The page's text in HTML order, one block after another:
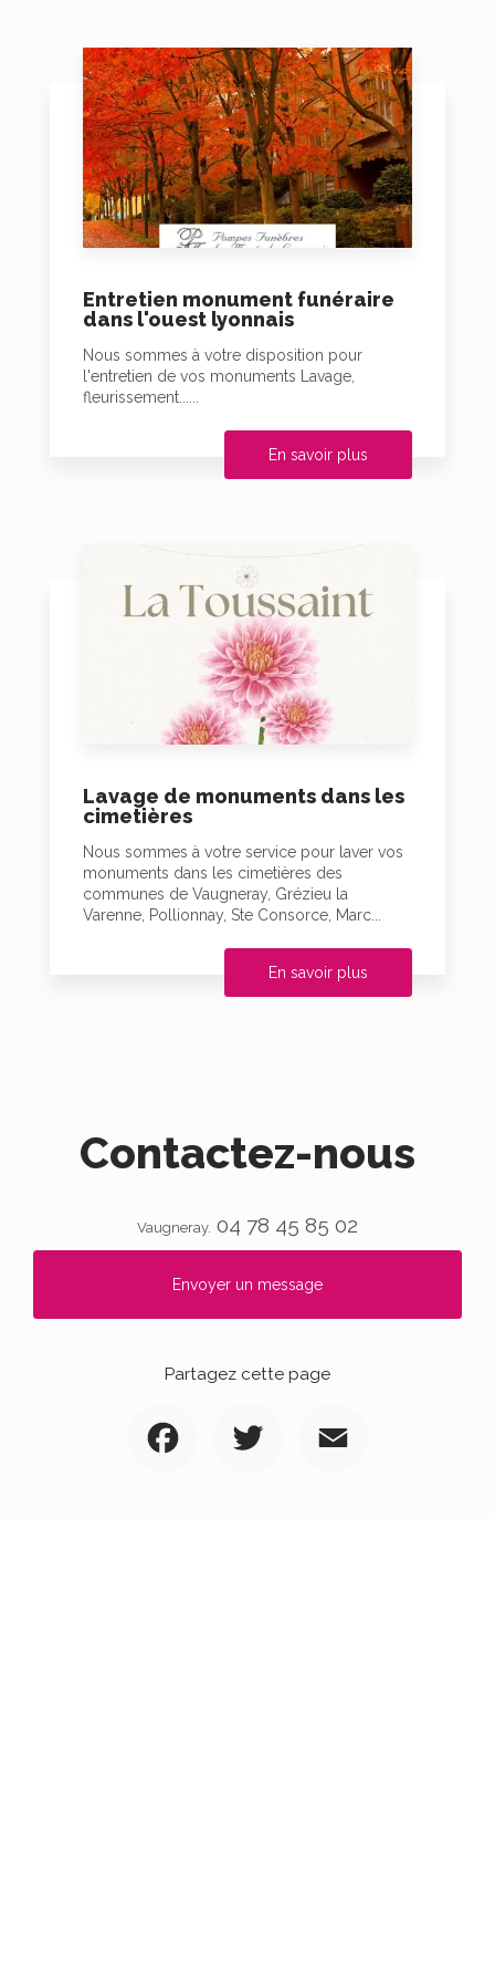
Entretien monument funéraire
dans l'ouest lyonnais
Nous sommes à votre disposition pour
l'entretien de vos monuments Lavage,
fleurissement......
En savoir plus
Lavage de monuments dans les
cimetières
Nous sommes à votre service pour laver vos
monuments dans les cimetières des
communes de Vaugneray, Grézieu la
Varenne, Pollionnay, Ste Consorce, Marc...
En savoir plus
Contactez-nous
Vaugneray. 04 78 45 85 02
Envoyer un message
Partagez cette page